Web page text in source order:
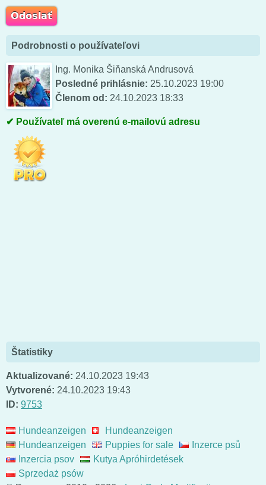
Podrobnosti o používateľovi
Ing. Monika Šiňanská Andrusová
Posledné prihlásnie: 25.10.2023 19:00
Členom od: 24.10.2023 18:33
Používateľ má overenú e-mailovú adresu
Štatistiky
Aktualizované: 24.10.2023 19:43
Vytvorené: 24.10.2023 19:43
ID: 9753
Hundeanzeigen
Hundeanzeigen
Hundeanzeigen
Puppies for sale
Inzerce psů
Inzercia psov
Kutya Apróhirdetések
Sprzedaż psów